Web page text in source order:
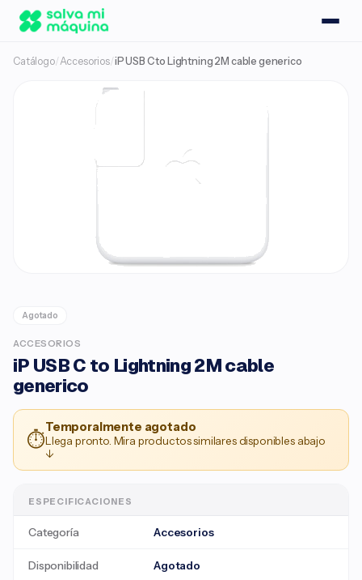
Catálogo/Accesorios/iP USB C to Lightning 2M cable generico
Agotado
ACCESORIOS
iP USB C to Lightning 2M cable
generico
⏱
Temporalmente agotado
Llega pronto. Mira productos similares disponibles abajo
↓
ESPECIFICACIONES
Categoría Accesorios
Disponibilidad Agotado